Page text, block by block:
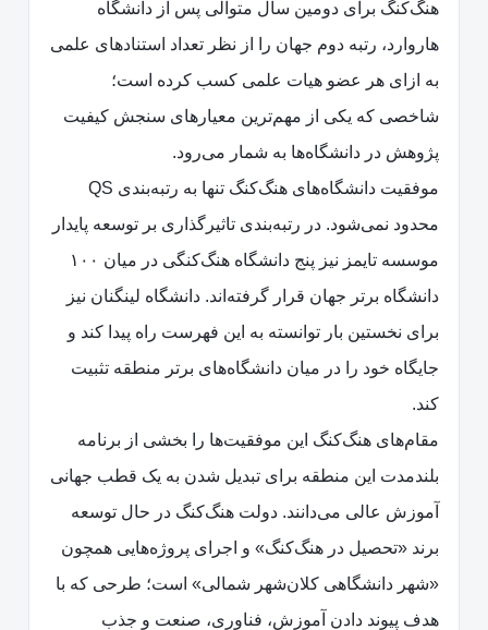
هنگ‌کنگ برای دومین سال متوالی پس از دانشگاه
هاروارد، رتبه دوم جهان را از نظر تعداد استنادهای علمی
به ازای هر عضو هیات علمی کسب کرده است؛
شاخصی که یکی از مهم‌ترین معیارهای سنجش کیفیت
پژوهش در دانشگاه‌ها به شمار می‌رود.
موفقیت دانشگاه‌های هنگ‌کنگ تنها به رتبه‌بندی QS
محدود نمی‌شود. در رتبه‌بندی تاثیرگذاری بر توسعه پایدار
موسسه تایمز نیز پنج دانشگاه هنگ‌کنگی در میان ۱۰۰
دانشگاه برتر جهان قرار گرفته‌اند. دانشگاه لینگنان نیز
برای نخستین بار توانسته به این فهرست راه پیدا کند و
جایگاه خود را در میان دانشگاه‌های برتر منطقه تثبیت
کند.
مقام‌های هنگ‌کنگ این موفقیت‌ها را بخشی از برنامه
بلندمدت این منطقه برای تبدیل شدن به یک قطب جهانی
آموزش عالی می‌دانند. دولت هنگ‌کنگ در حال توسعه
برند «تحصیل در هنگ‌کنگ» و اجرای پروژه‌هایی همچون
«شهر دانشگاهی کلان‌شهر شمالی» است؛ طرحی که با
هدف پیوند دادن آموزش، فناوری، صنعت و جذب